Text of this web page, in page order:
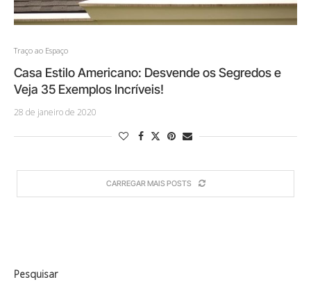
Traço ao Espaço
Casa Estilo Americano: Desvende os Segredos e
Veja 35 Exemplos Incríveis!
28 de janeiro de 2020
CARREGAR MAIS POSTS
Pesquisar